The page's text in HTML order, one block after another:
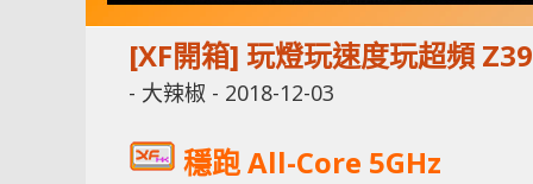
[XF開箱] 玩燈玩速度玩超頻
- 大辣椒 - 2018-12-03
穩跑 All-Core 5GHz